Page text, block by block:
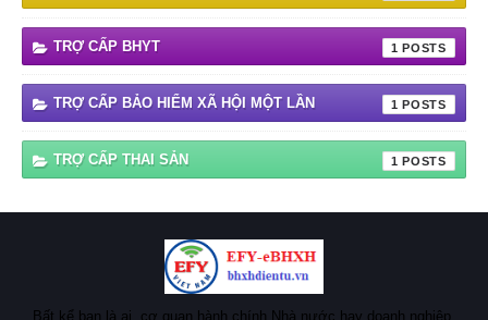
TRỢ CẤP BHYT 1
TRỢ CẤP BẢO HIỂM XÃ HỘI MỘT LẦN 1
TRỢ CẤP THAI SẢN 1
Bất kể bạn là ai, cơ quan hành chính Nhà nước hay doanh nghiệp,